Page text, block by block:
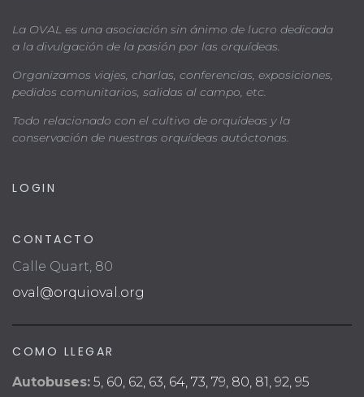
La OVAL es una asociación sin ánimo de lucro dedicada
a la divulgación de la pasión por las orquídeas.
Organizamos viajes, charlas, conferencias, exposiciones,
pedidos comunitarios, salidas al campo, etc.
Todo relacionado con el cultivo de orquídeas y la
conservación de nuestras orquídeas autóctonas.
LOGIN
CONTACTO
Calle Quart, 80
oval@orquioval.org
COMO LLEGAR
Autobuses: 5, 60, 62, 63, 64, 73, 79, 80, 81, 92, 95